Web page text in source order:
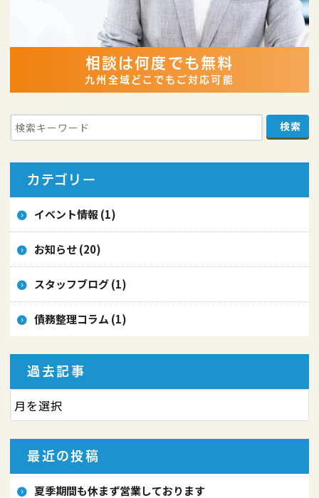
相談は何度でも無料
九州全域どこでもご対応可能
カテゴリー
イベント情報 (1)
お知らせ (20)
スタッフブログ (1)
債務整理コラム (1)
過去記事
最近の投稿
夏季期間も休まず営業しております